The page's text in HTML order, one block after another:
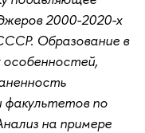
2000-2020-х
Образование в
факультетов по
на примере